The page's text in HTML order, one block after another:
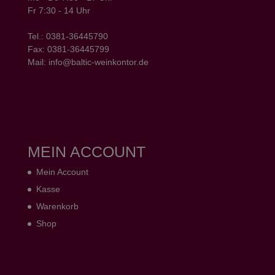
Fr 7:30 - 14 Uhr
Tel.: 0381-36445790
Fax: 0381-36445799
Mail: info@baltic-weinkontor.de
MEIN ACCOUNT
Mein Account
Kasse
Warenkorb
Shop